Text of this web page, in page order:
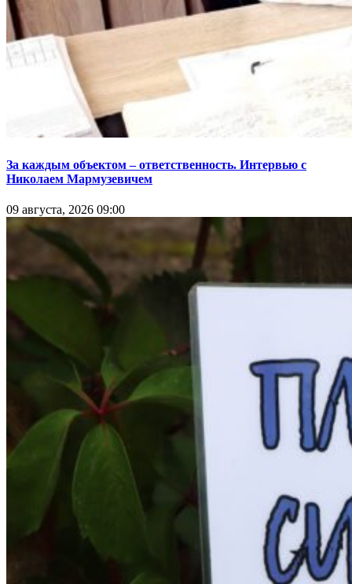
За каждым объектом – ответственность. Интервью с
Николаем Мармузевичем
09 августа, 2026 09:00